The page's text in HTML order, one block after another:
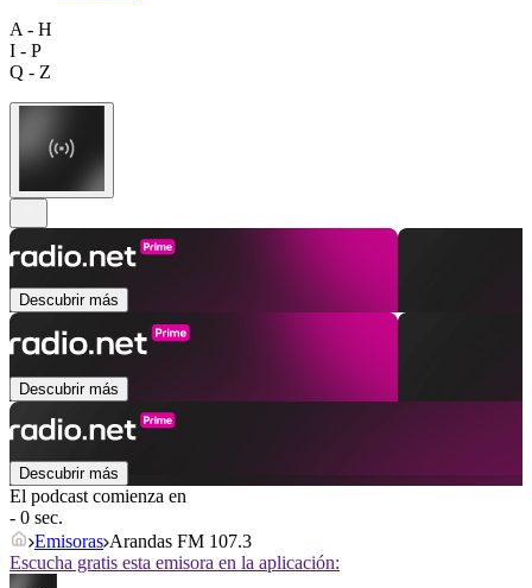
A - H
I - P
Q - Z
Descubrir más
Descubrir más
Descubrir más
El podcast comienza en
- 0 sec.
Emisoras Arandas FM 107.3
Escucha gratis esta emisora en la aplicación: